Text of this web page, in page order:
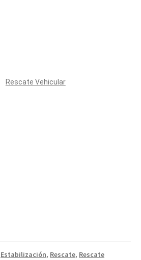
Rescate Vehicular
Estabilización, Rescate, Rescate